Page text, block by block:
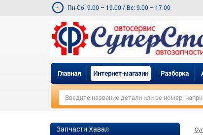
Пн-Сб: 9.00 – 19.00 / Вс: 9.00 – 17.00
Главная Интернет-магазин Разборка
Запчасти Хавал